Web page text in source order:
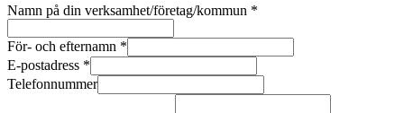
Namn på din verksamhet/företag/kommun *
För- och efternamn *
E-postadress *
Telefonnummer